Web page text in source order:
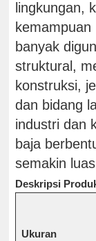
lingkungan,
kemampuan
banyak
struktural,
konstruksi,
dan bidang
industri dan
baja
semakin
Deskripsi
Ukuran